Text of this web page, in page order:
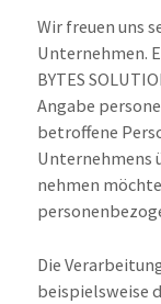
Wir freuen uns
Unternehmen.
BYTES
Angabe
betroffene
Unternehmens
nehmen
Die
beispielsweise